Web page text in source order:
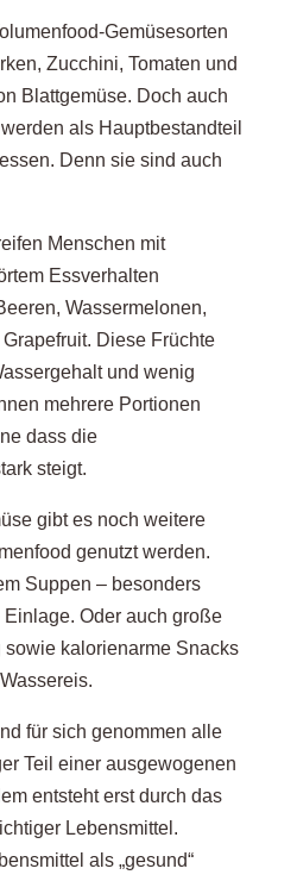
Gemüsesorten
Zucchini, Tomaten und
Blattgemüse. Doch auch
als Hauptbestandteil
Denn sie sind auch
Menschen mit
Essverhalten
Wassermelonen,
Diese Früchte
und wenig
mehrere Portionen
dass die
steigt.
gibt es noch weitere
genutzt werden.
Suppen – besonders
Oder auch große
kalorienarme Snacks
für sich genommen alle
Teil einer ausgewogenen
entsteht erst durch das
Lebensmittel.
als „gesund“